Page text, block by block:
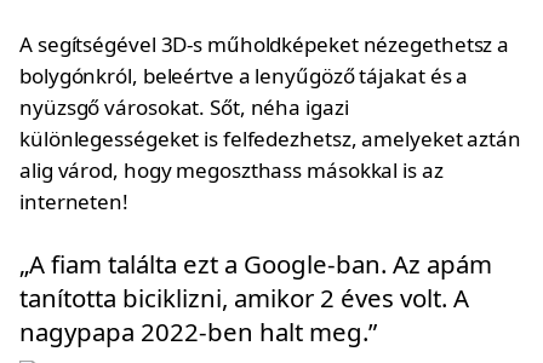
A segítségével 3D-s műholdképeket nézegethetsz a
bolygónkról, beleértve a lenyűgöző tájakat és a
nyüzsgő városokat. Sőt, néha igazi
különlegességeket is felfedezhetsz, amelyeket aztán
alig várod, hogy megoszthass másokkal is az
interneten!
„A fiam találta ezt a Google-ban. Az apám
tanította biciklizni, amikor 2 éves volt. A
nagypapa 2022-ben halt meg.”